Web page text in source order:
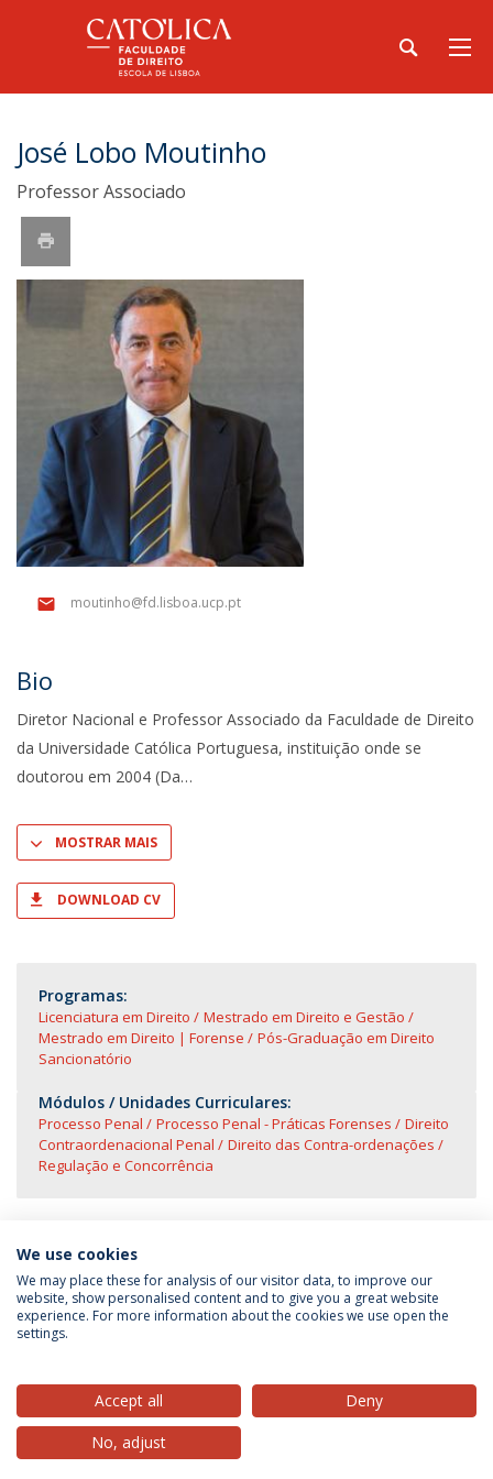
José Lobo Moutinho
Professor Associado
moutinho@fd.lisboa.ucp.pt
Bio
Diretor Nacional e Professor Associado da Faculdade de Direito
da Universidade Católica Portuguesa, instituição onde se
doutorou em 2004 (Da
MOSTRAR MAIS
DOWNLOAD CV
Programas:
Licenciatura em Direito
Mestrado em Direito e Gestão
Mestrado em Direito | Forense
Pós-Graduação em Direito
Sancionatório
Módulos / Unidades Curriculares:
Processo Penal Processo Penal - Práticas Forenses
Direito
Contraordenacional Penal
Direito das Contra-ordenações
Regulação e Concorrência
Política de Privacidade
Termos & Condições
© 2026 Universidade Católica Portuguesa
We use cookies
We may place these for analysis of our visitor data, to improve our
website, show personalised content and to give you a great website
experience. For more information about the cookies we use open the
settings.
Accept all
Deny
No, adjust